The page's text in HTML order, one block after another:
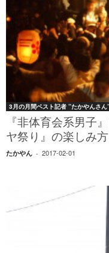
3月の月間ベスト記者 ”たかやんさん
『非体育会系男子
ヤ祭り』の楽しみ方
たかやん - 2017-02-01